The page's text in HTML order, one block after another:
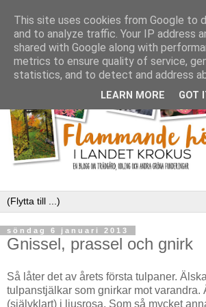
söndag 6 januari 2013
Gnissel, prassel och gnirk
Så låter det av årets första tulpaner.
tulpanstjälkar som gnirkar mot varandra.
(självklart) i ljusrosa. Som så mycket
This site uses cookies from Google to
and to analyze traffic. Your IP address
shared with Google along with
metrics to ensure quality of service,
statistics, and to detect and address
LEARN MORE GOT